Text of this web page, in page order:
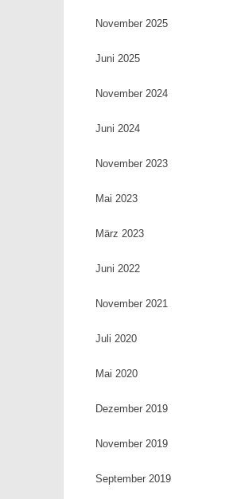
November 2025
Juni 2025
November 2024
Juni 2024
November 2023
Mai 2023
März 2023
Juni 2022
November 2021
Juli 2020
Mai 2020
Dezember 2019
November 2019
September 2019